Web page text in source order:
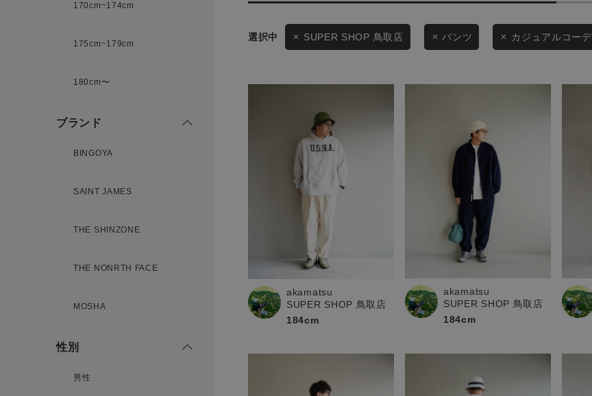
スタイリングから探す
ブランドから探す
お知らせ・ご利用ガイド
ご利用ガイド
ギフトラッピング
お問い合わせ
セール価格
在庫
この条件で絞り込む
170cm~174cm
175cm~179cm
180cm〜
ブランド
BINGOYA
SAINT JAMES
THE SHINZONE
THE NONRTH FACE
MOSHA
性別
男性
SUPER SHOP 鳥取店 パンツ カジュアルコーデ
akamatsu
SUPER SHOP 鳥取店
184cm
akamatsu
SUPER SHOP 鳥取店
184cm